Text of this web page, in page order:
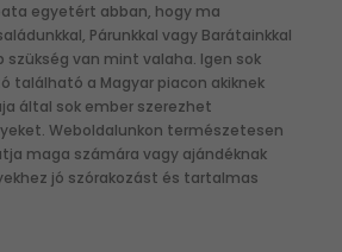
egyetért abban, hogy ma
Párunkkal vagy Barátainkkal
van mint valaha. Igen sok
található a Magyar piacon akiknek
által sok ember szerezhet
Weboldalunkon természetesen
maga számára vagy ajándéknak
jó szórakozást és tartalmas